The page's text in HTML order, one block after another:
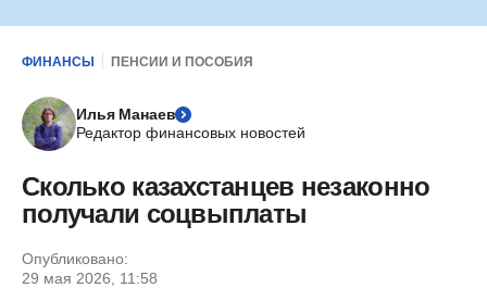
ФИНАНСЫ ПЕНСИИ И ПОСОБИЯ
Илья Манаев
Редактор финансовых новостей
Сколько казахстанцев незаконно
получали соцвыплаты
Опубликовано:
29 мая 2026, 11:58